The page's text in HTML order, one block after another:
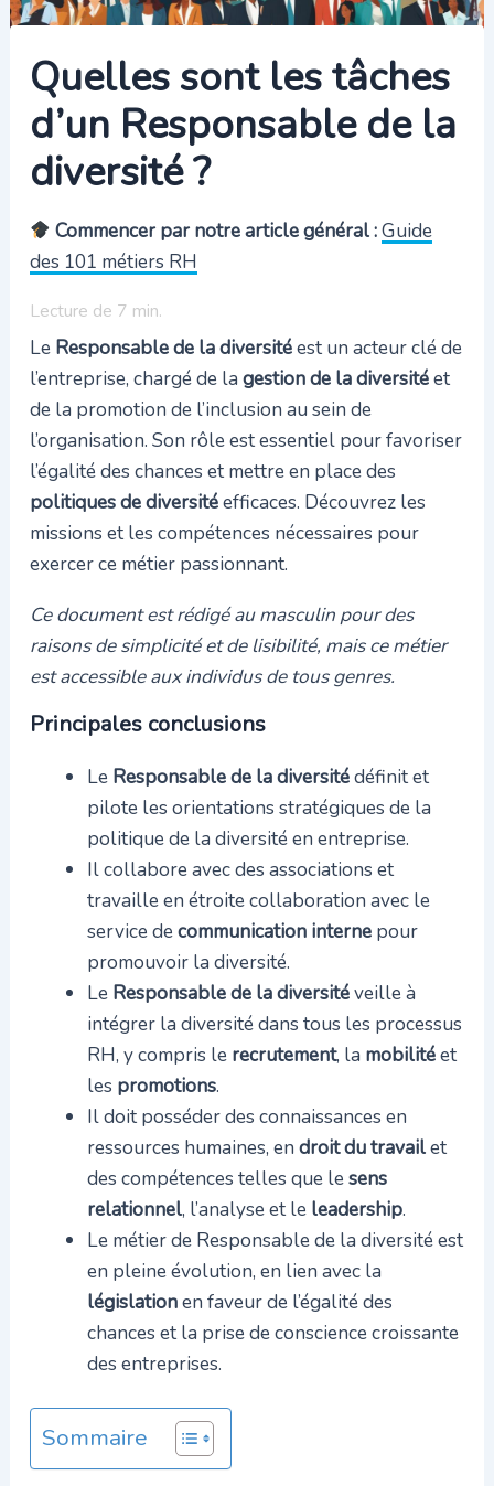
Quelles sont les tâches
d’un Responsable de la
diversité ?
Commencer par notre article général :Guide
des 101 métiers RH
Lecture de 7 min.
Le Responsable de la diversitéest un acteur clé de
l’entreprise, chargé de la gestion de la diversitéet
de la promotion de l’inclusion au sein de
l’organisation. Son rôle est essentiel pour favoriser
l’égalité des chances et mettre en place des
politiques de diversitéefficaces. Découvrez les
missions et les compétences nécessaires pour
exercer ce métier passionnant.
Ce document est rédigé au masculin pour des
raisons de simplicité et de lisibilité, mais ce métier
est accessible aux individus de tous genres.
Principales conclusions
Le Responsable de la diversitédéfinit et
pilote les orientations stratégiques de la
politique de la diversité en entreprise.
Il collabore avec des associations et
travaille en étroite collaboration avec le
service decommunication internepour
promouvoir la diversité.
Le Responsable de la diversitéveille à
intégrer la diversité dans tous les processus
RH, y compris le recrutement, la mobilitéet
les promotions.
Il doit posséder des connaissances en
ressources humaines, en droit du travailet
des compétences telles que lesens
relationnel, l’analyse et le leadership.
Le métier de Responsable de la diversité est
en pleine évolution, en lien avec la
législationen faveur de l’égalité des
chances et la prise de conscience croissante
des entreprises.
Sommaire